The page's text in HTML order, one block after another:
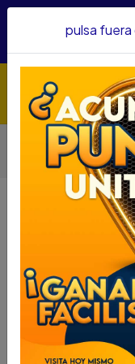
SIERRA MESA /
SIERRA
254MM
DESCRIPCIÓN
SIERRA MESA /
5000ROM 3610
SKU...72753067
pulsa fuera